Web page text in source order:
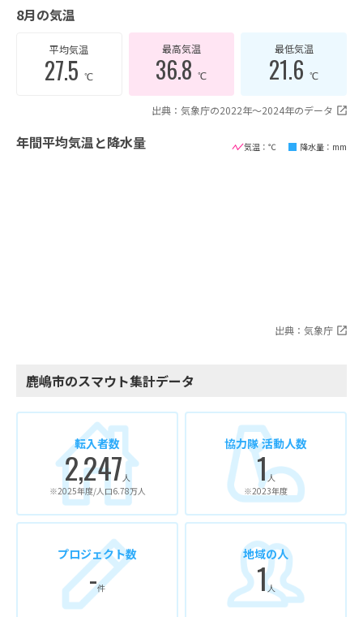
8月の気温
平均気温
27.5℃
最高気温
36.8℃
最低気温
21.6℃
出典：気象庁の2022年〜2024年のデータ
年間平均気温と降水量 気温：℃ 降水量：mm
出典：気象庁
鹿嶋市のスマウト集計データ
転入者数
2,247 人
※2025年度/人口6.78万人
協力隊 活動人数
1人
※2023年度
プロジェクト数
-件
地域の人
1人